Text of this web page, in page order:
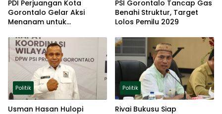
PDI Perjuangan Kota
Gorontalo Gelar Aksi
Menanam untuk
PSI Gorontalo Tancap Gas
Benahi Struktur, Target
Lolos Pemilu 2029
Politik
Usman Hasan Hulopi
Politik
Rivai Bukusu Siap